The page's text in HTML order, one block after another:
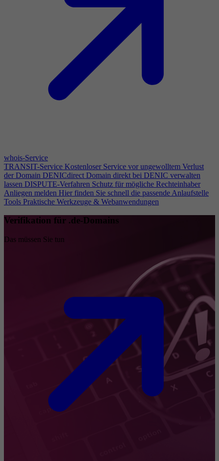
whois-Service
TRANSIT-Service Kostenloser Service vor ungewolltem Verlust
der Domain DENICdirect Domain direkt bei DENIC verwalten
lassen DISPUTE-Verfahren Schutz für mögliche Rechteinhaber
Anliegen melden Hier finden Sie schnell die passende Anlaufstelle
Tools Praktische Werkzeuge & Webanwendungen
Verifikation für .de-Domains
Das müssen Sie tun